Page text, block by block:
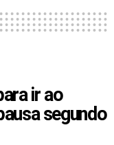
ir ao
segundo